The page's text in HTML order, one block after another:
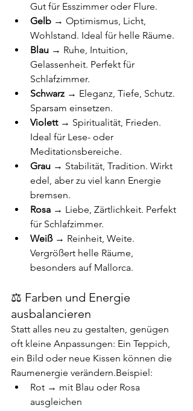
Gut für Esszimmer oder Flure.
Gelb → Optimismus, Licht,
Wohlstand. Ideal für helle Räume.
Blau → Ruhe, Intuition,
Gelassenheit. Perfekt für
Schlafzimmer.
Schwarz → Eleganz, Tiefe, Schutz.
Sparsam einsetzen.
Violett → Spiritualität, Frieden.
Ideal für Lese- oder
Meditationsbereiche.
Grau → Stabilität, Tradition. Wirkt
edel, aber zu viel kann Energie
bremsen.
Rosa → Liebe, Zärtlichkeit. Perfekt
für Schlafzimmer.
Weiß → Reinheit, Weite.
Vergrößert helle Räume,
besonders auf Mallorca.
⚖️ Farben und Energie
ausbalancieren
Statt alles neu zu gestalten, genügen
oft kleine Anpassungen: Ein Teppich,
ein Bild oder neue Kissen können die
Raumenergie verändern.Beispiel:
Rot → mit Blau oder Rosa
ausgleichen